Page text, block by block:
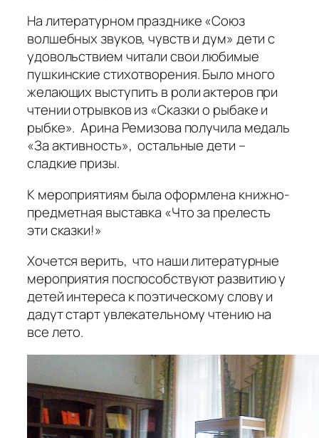
На литературном празднике «Союз
волшебных звуков, чувств и дум» дети с
удовольствием читали свои любимые
пушкинские стихотворения. Было много
желающих выступить в роли актеров при
чтении отрывков из «Сказки о рыбаке и
рыбке». Арина Ремизова получила медаль
«За активность», остальные дети –
сладкие призы.
К мероприятиям была оформлена книжно-
предметная выставка «Что за прелесть
эти сказки!»
Хочется верить, что наши литературные
мероприятия поспособствуют развитию у
детей интереса к поэтическому слову и
дадут старт увлекательному чтению на
все лето.